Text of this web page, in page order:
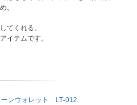
。
てくれる。
イテムです。
ンウォレット LT-012